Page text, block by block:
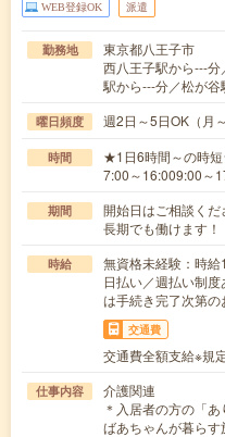
WEB登録OK 派遣
勤務地
東京都八王子市
西八王子駅から---
駅から---分／松が谷
曜日頻度 週2日～5日OK（
時間
★1日6時間～の時短
7:00～16:009:00～
期間
開始日はご相談く
長期でも働けます！
時給
無資格未経験：時
日払い／週払い制
は手続き完了次第の
交通費
交通費全額支給※規
仕事内容
介護関連
＊入居者の方の「
ばあちゃんが暮ら